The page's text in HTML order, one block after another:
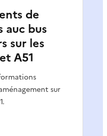
de
auc bus
sur les
A51
sur